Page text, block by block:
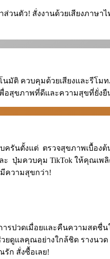
ส่วนตัว! สั่งงานด้วยเสียงภา
มัติ ควบคุมด้วยเสียงและรี
อสุขภาพที่ดีและความสุขที่ยั่ง
นตั้งแต่ ️ ตรวจสุขภาพเบื้อง
ปุ่มควบคุม TikTok ให้คุณเ
มีความสุขกว่า!
รปวดเมื่อยและคืนความสด
แลคุณอย่างใกล้ชิด รางนว
ก สั่งซื้อเลย!